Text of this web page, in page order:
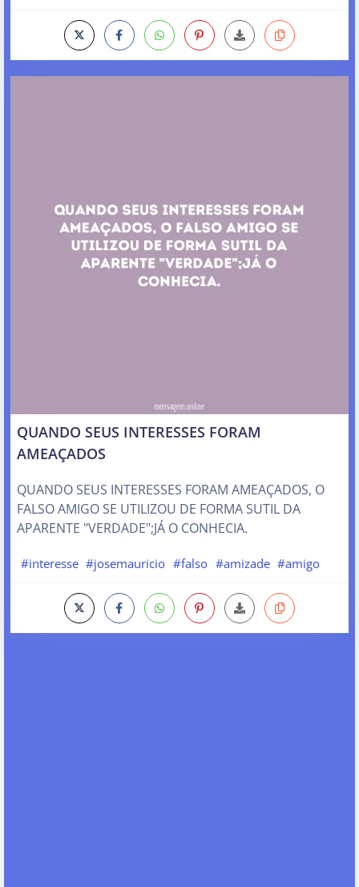
QUANDO SEUS INTERESSES FORAM
AMEAÇADOS
QUANDO SEUS INTERESSES FORAM AMEAÇADOS, O
FALSO AMIGO SE UTILIZOU DE FORMA SUTIL DA
APARENTE "VERDADE";JÁ O CONHECIA.
#interesse #josemauricio #falso #amizade #amigo